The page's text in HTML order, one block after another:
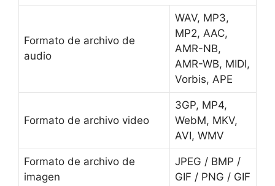
Formato de archivo de
audio
WAV, MP3,
MP2, AAC,
AMR-NB,
AMR-WB, MIDI,
Vorbis, APE
Formato de archivo video
3GP, MP4,
WebM, MKV,
AVI, WMV
Formato de archivo de
imagen
JPEG / BMP /
GIF / PNG / GIF